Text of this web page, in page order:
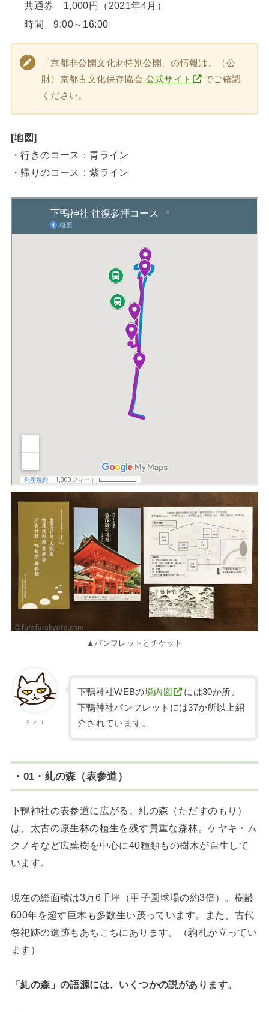
共通券 1,000円（2021年4月）
時間 9:00～16:00
「京都非公開文化財特別公開」の情報は、（公
財）京都古文化保存協会 公式サイト
でご確認
ください。
[地図]
・行きのコース：青ライン
・帰りのコース：紫ライン
▲パンフレットとチケット
ミィコ
下鴨神社WEBの境内図
には30か所、
下鴨神社パンフレットには37か所以上紹
介されています。
・01・糺の森（表参道）
下鴨神社の表参道に広がる、糺の森（ただすのもり）
は、太古の原生林の植生を残す貴重な森林。ケヤキ・ム
クノキなど広葉樹を中心に40種類もの樹木が自生して
います。
現在の総面積は3万6千坪（甲子園球場の約3倍）。樹齢
600年を超す巨木も多数生い茂っています。また、古代
祭祀跡の遺跡もあちこちにあります。（駒札が立ってい
ます）
「糺の森」の語源には、いくつかの説があります。